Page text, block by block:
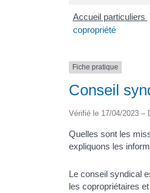
Accueil particuliers
copropriété
Fiche pratique
Conseil
Vérifié le 17/04/2023 –
Quelles sont les
expliquons les
Le conseil syndical
les copropriétaires